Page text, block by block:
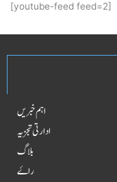
[youtube-feed feed=2]
اہم خبریں
ادارتی تجزیہ
بلاگ
راۓ